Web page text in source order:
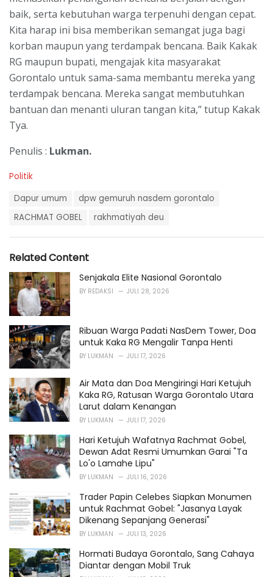
baik, serta kebutuhan warga terpenuhi dengan cepat.
Kita harap ini bisa memberikan semangat juga bagi
korban maupun yang terdampak bencana. Baik Kakak
RG maupun bupati, mengajak kita masyarakat
Gorontalo untuk sama-sama membantu mereka yang
terdampak bencana. Mereka sangat membutuhkan
bantuan dan menanti uluran tangan kita,” tutup Kakak
Tya.
Penulis : Lukman.
C
i
e
s
:
Politik
Dapur umum
dpw gemuruh nasdem gorontalo
RACHMAT GOBEL
rakhmatiyah deu
Related Content
Senjakala Elite Nasional Gorontalo
BY REDAKSI JULI 28, 2026
Ribuan Warga Padati NasDem Tower, Doa
untuk Kaka RG Mengalir Tanpa Henti
BY LUKMAN JULI 17, 2026
Air Mata dan Doa Mengiringi Hari Ketujuh
Kaka RG, Ratusan Warga Gorontalo Utara
Larut dalam Kenangan
BY LUKMAN JULI 17, 2026
Hari Ketujuh Wafatnya Rachmat Gobel,
Dewan Adat Resmi Umumkan Garai "Ta
Lo'o Lamahe Lipu"
BY LUKMAN JULI 16, 2026
Trader Papin Celebes Siapkan Monumen
untuk Rachmat Gobel: "Jasanya Layak
Dikenang Sepanjang Generasi"
BY LUKMAN JULI 13, 2026
Hormati Budaya Gorontalo, Sang Cahaya
Diantar dengan Mobil Truk